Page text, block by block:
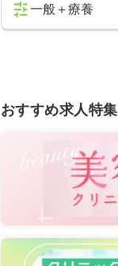
一般＋療養
おすすめ求人特集